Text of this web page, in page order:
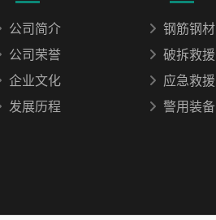
公司简介
公司荣誉
企业文化
发展历程
钢筋钢材
破拆救援
应急救援
警用装备